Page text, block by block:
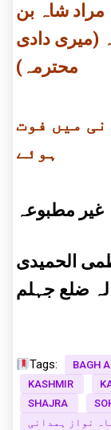
مراد شاہ بن
(میری دادی
محترمہ)
میں فوت
ہوئے
غیر مطبوعہ
الحمیدی
ضلع جہلم
Tags: BAGH
KASHMIR
SHAJRA
نواز ہمدانی